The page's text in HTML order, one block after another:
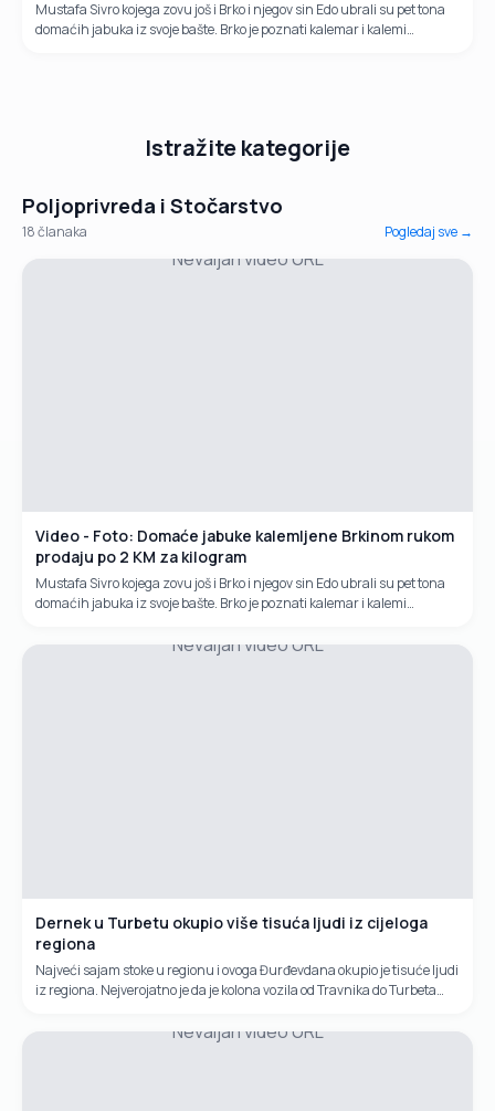
Mustafa Sivro kojega zovu još i Brko i njegov sin Edo ubrali su pet tona
domaćih jabuka iz svoje bašte. Brko je poznati kalemar i kalemi
Istražite kategorije
Poljoprivreda i Stočarstvo
18članaka Pogledaj sve →
Nevaljan video URL
Video - Foto: Domaće jabuke kalemljene Brkinom rukom
prodaju po 2 KM za kilogram
Mustafa Sivro kojega zovu još i Brko i njegov sin Edo ubrali su pet tona
domaćih jabuka iz svoje bašte. Brko je poznati kalemar i kalemi
Nevaljan video URL
Dernek u Turbetu okupio više tisuća ljudi iz cijeloga
regiona
Najveći sajam stoke u regionu i ovoga Đurđevdana okupio je tisuće ljudi
iz regiona. Nejverojatno je da je kolona vozila od Travnika do Turbeta
Nevaljan video URL